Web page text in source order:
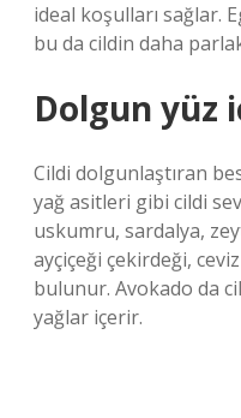
ideal koşulları sağlar.
bu da cildin daha
Dolgun yüz
Cildi dolgunlaştıran
yağ asitleri gibi cildi
uskumru, sardalya,
ayçiçeği çekirdeği,
bulunur. Avokado da
yağlar içerir.